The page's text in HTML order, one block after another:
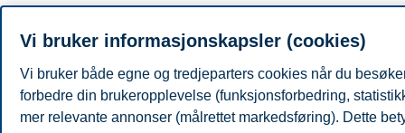
Vi bruker informasjonskapsler (cookies)
Vi bruker både egne og tredjeparters cookies når du
forbedre din brukeropplevelse (funksjonsforbedring,
mer relevante annonser (målrettet markedsføring). Dette